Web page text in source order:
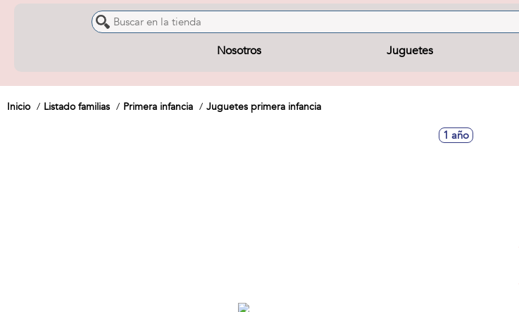
Nosotros Juguetes
Inicio Listado familias Primera infancia Juguetes primera infancia
1 año